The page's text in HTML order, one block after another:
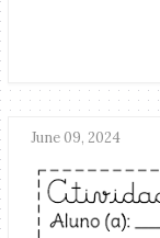
June 09, 2024